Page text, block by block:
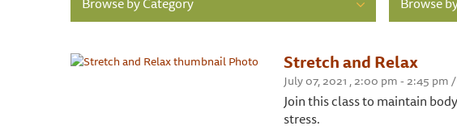
Stretch and Relax
July 07, 2021 , 2:00 pm - 2:45 pm
Join this class to maintain
stress.